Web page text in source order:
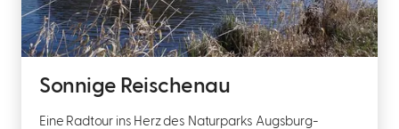
Sonnige Reischenau
Eine Radtour ins Herz des Naturparks Augsburg-